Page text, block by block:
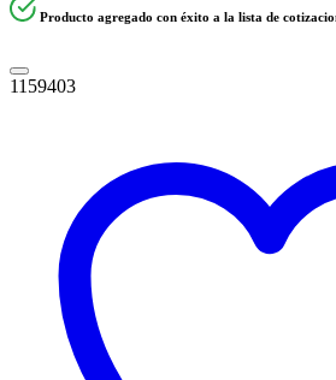
Producto agregado con éxito a la lista de
1159403